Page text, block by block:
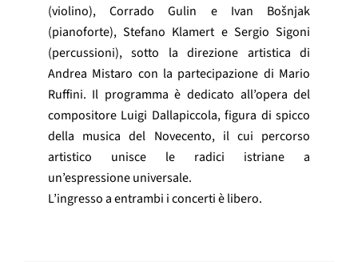
(violino), Corrado Gulin e Ivan Bošnjak
(pianoforte), Stefano Klamert e Sergio Sigoni
(percussioni), sotto la direzione artistica di
Andrea Mistaro con la partecipazione di Mario
Ruffini. Il programma è dedicato all’opera del
compositore Luigi Dallapiccola, figura di spicco
della musica del Novecento, il cui percorso
artistico unisce le radici istriane a
un’espressione universale.
L’ingresso a entrambi i concerti è libero.